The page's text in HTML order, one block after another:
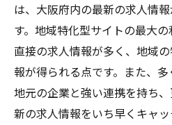
は、大阪府内の最新の求人情
す。地域特化型サイトの最大
直接の求人情報が多く、地域
報が得られる点です。また、
地元の企業と強い連携を持ち
新の求人情報をいち早くキャッ